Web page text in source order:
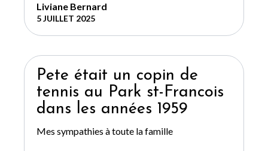
Liviane Bernard
5 JUILLET 2025
Pete était un copin de
tennis au Park st-Francois
dans les années 1959
Mes sympathies à toute la famille